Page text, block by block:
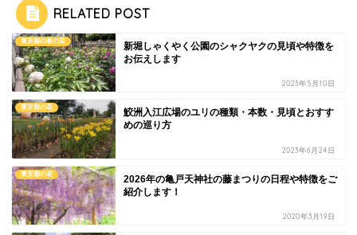
RELATED POST
東京都の春の花
新堀しゃくやく公園のシャクヤクの見頃や特徴を
お伝えします
2023年5月10日
東京都の花
鮫洲入江広場のユリの種類・本数・見頃とおすす
めの巡り方
2023年6月24日
東京都の花
2026年の亀戸天神社の藤まつりの日程や特徴をご
紹介します！
2020年3月19日